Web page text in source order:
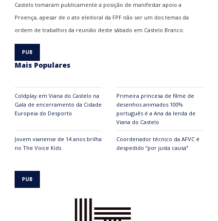
Castelo tomaram publicamente a posição de manifestar apoio a
Proença, apesar de o ato eleitoral da FPF não ser um dos temas da
ordem de trabalhos da reunião deste sábado em Castelo Branco.
Mais Populares
Coldplay em Viana do Castelo na
Gala de encerramento da Cidade
Europeia do Desporto
Primeira princesa de filme de
desenhos animados 100%
português é a Ana da lenda de
Viana do Castelo
Jovem vianense de 14 anos brilha
no The Voice Kids
Coordenador técnico da AFVC é
despedido “por justa causa”